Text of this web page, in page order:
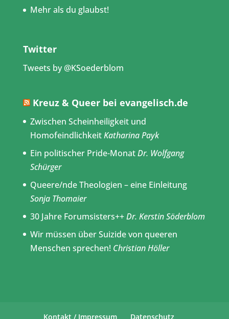
Mehr als du glaubst!
Twitter
Tweets by @KSoederblom
Kreuz & Queer bei evangelisch.de
Zwischen Scheinheiligkeit und
HomofeindlichkeitKatharina Payk
Ein politischer Pride-MonatDr. Wolfgang
Schürger
Queere/nde Theologien – eine Einleitung
Sonja Thomaier
30 Jahre Forumsisters++Dr. Kerstin Söderblom
Wir müssen über Suizide von queeren
Menschen sprechen! Christian Höller
Kontakt / Impressum Datenschutz